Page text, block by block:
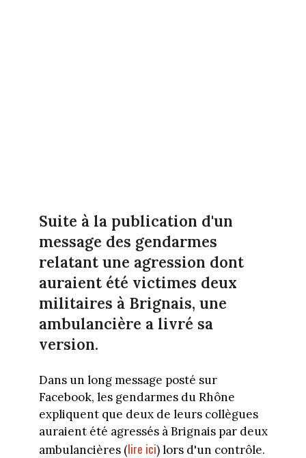
Suite à la publication d'un
message des gendarmes
relatant une agression dont
auraient été victimes deux
militaires à Brignais, une
ambulancière a livré sa
version.
Dans un long message posté sur
Facebook, les gendarmes du Rhône
expliquent que deux de leurs collègues
auraient été agressés à Brignais par deux
ambulancières (lire ici) lors d'un contrôle.